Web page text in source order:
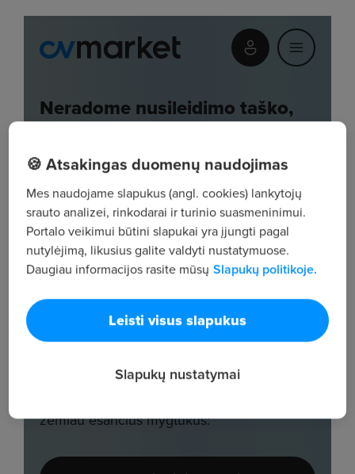
🍪 Atsakingas duomenų naudojimas
Mes naudojame slapukus (angl. cookies) lankytojų
srauto analizei, rinkodarai ir turinio suasmeninimui.
Portalo veikimui būtini slapukai yra įjungti pagal
nutylėjimą, likusius galite valdyti nustatymuose.
Daugiau informacijos rasite mūsų Slapukų politikoje.
Leisti visus slapukus
Slapukų nustatymai